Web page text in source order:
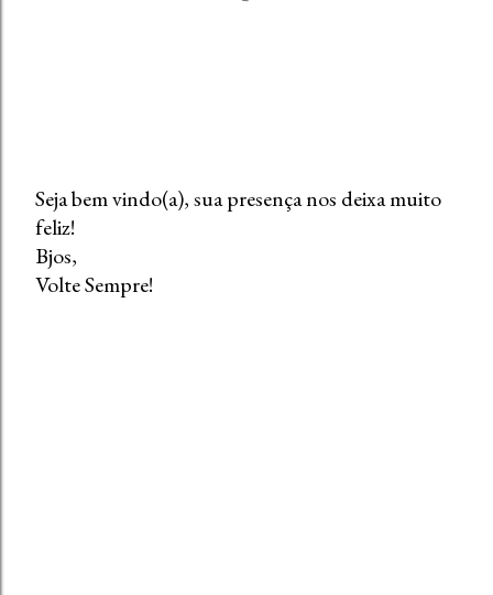
P
o
s
Seja bem vindo(a), sua presença nos deixa muito
feliz!
Bjos,
Volte Sempre!